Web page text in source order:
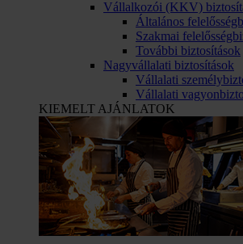
Vállalkozói (KKV)
Általános
Szakmai
További biztosítások
Nagyvállalati biztosítások
Vállalati
Vállalati
KIEMELT AJÁNLATOK